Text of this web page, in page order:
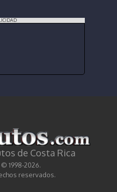
de Costa Rica
1998-2026.
reservados.